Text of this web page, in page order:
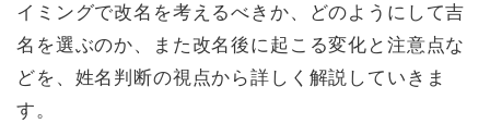
イミングで改名を考えるべきか、どのようにして吉
名を選ぶのか、また改名後に起こる変化と注意点な
どを、姓名判断の視点から詳しく解説していきま
す。